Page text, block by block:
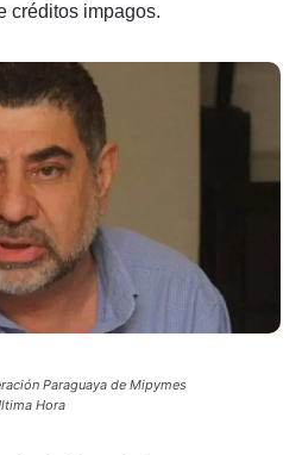
créditos impagos.
Paraguaya de Mipymes
Hora